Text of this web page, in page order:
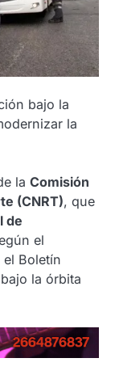
bajo la
la
la Comisión
(CNRT), que
de
el
Boletín
la órbita